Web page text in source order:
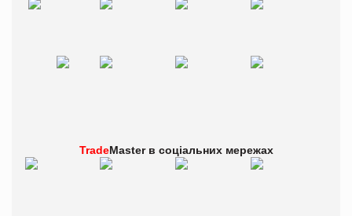
TradeMaster в соціальних мережах